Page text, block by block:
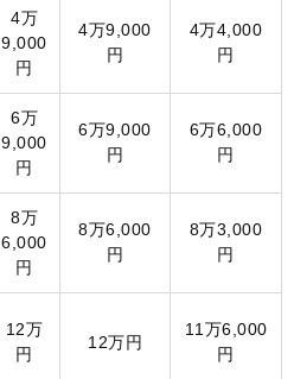
4万
9,000
円
4万9,000
円
4万4,000
円
6万
9,000
円
6万9,000
円
6万6,000
円
8万
6,000
円
8万6,000
円
8万3,000
円
12万
円
12万円
11万6,000
円